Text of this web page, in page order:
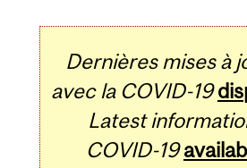
Dernières mises à
avec la COVID-19
Latest
COVID-19